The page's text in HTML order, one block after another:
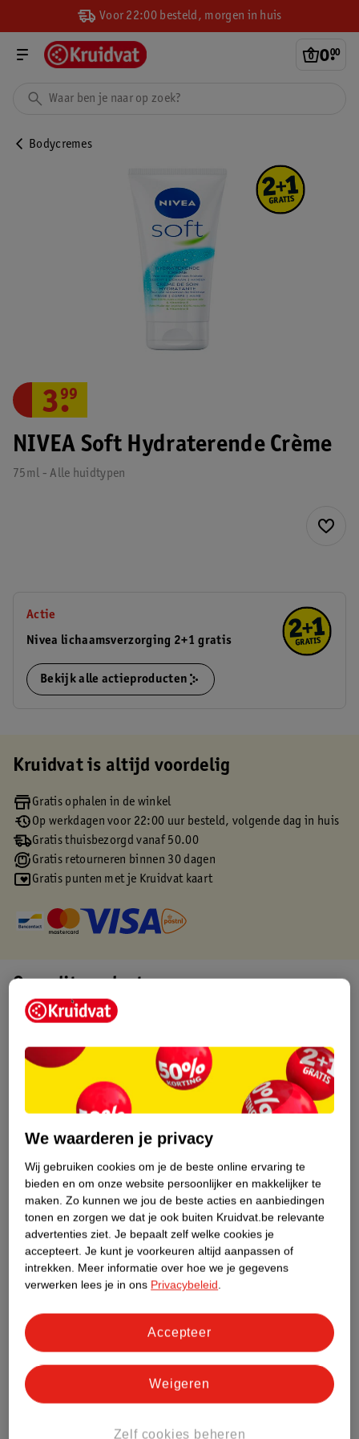
Voor 22:00 besteld, morgen in huis
0.
00
Bodycremes
NIVEA Soft Hydraterende Crème
75ml - Alle huidtypen
3.
99
Actie
Nivea lichaamsverzorging 2+1 gratis
Bekijk alle actieproducten
Kruidvat is altijd voordelig
Gratis ophalen in de winkel
Op werkdagen voor 22:00 uur besteld, volgende dag in huis
Gratis thuisbezorgd vanaf 50.00
Gratis retourneren binnen 30 dagen
Gratis punten met je Kruidvat kaart
Over dit product
Productinformatie
Etiketinformatie
Nature Impact Score
Dit product heeft (nog) geen Nature
Meer informatie
Bestel & Bezorginformatie
Alle Bodycremes
ANDEREN KOCHTEN OOK
We waarderen je privacy
Wij gebruiken cookies om je de beste online ervaring te
bieden en om onze website persoonlijker en makkelijker te
maken. Zo kunnen we jou de beste acties en aanbiedingen
tonen en zorgen we dat je ook buiten Kruidvat.be relevante
advertenties ziet. Je bepaalt zelf welke cookies je
accepteert. Je kunt je voorkeuren altijd aanpassen of
intrekken. Meer informatie over hoe we je gegevens
verwerken lees je in ons Privacybeleid.
Zelf cookies beheren
Weigeren
Accepteer